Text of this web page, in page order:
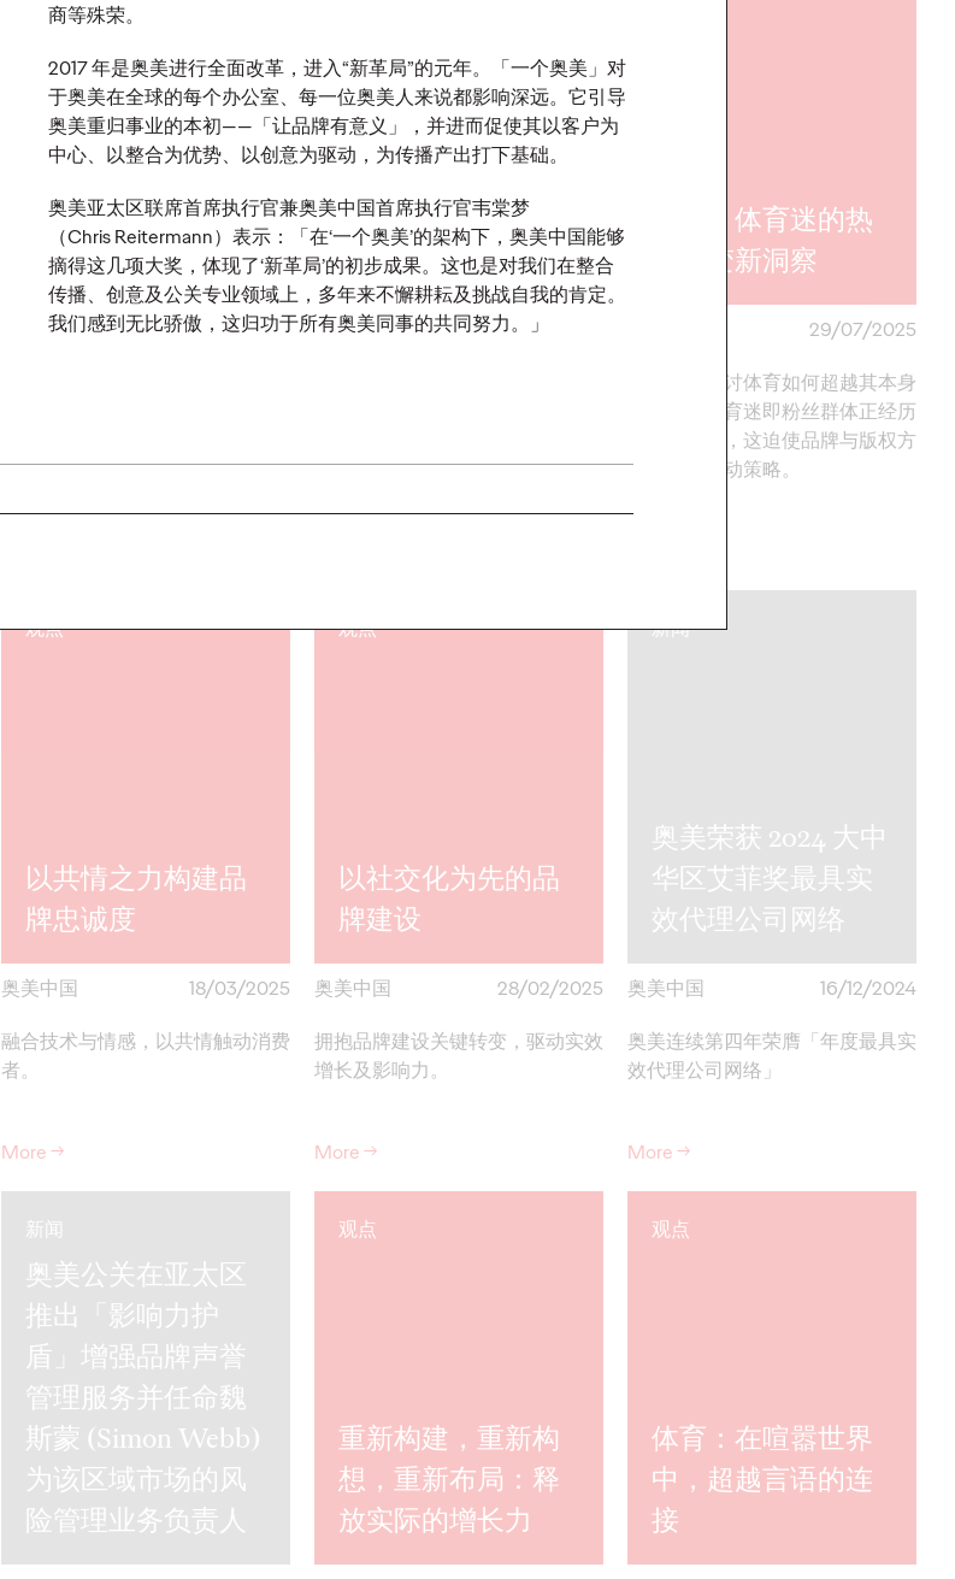
商等殊荣。
2017 年是奥美进行全面改革，进入“新革局”的元年。「一个奥美」对
于奥美在全球的每个办公室、每一位奥美人来说都影响深远。它引导
奥美重归事业的本初——「让品牌有意义」，并进而促使其以客户为
中心、以整合为优势、以创意为驱动，为传播产出打下基础。
奥美亚太区联席首席执行官兼奥美中国首席执行官韦棠梦
（Chris Reitermann）表示：「在‘一个奥美’的架构下，奥美中国能够
摘得这几项大奖，体现了‘新革局’的初步成果。这也是对我们在整合
传播、创意及公关专业领域上，多年来不懈耕耘及挑战自我的肯定。
我们感到无比骄傲，这归功于所有奥美同事的共同努力。」
十字路口：品牌发
展的世代性机遇
奥美中国 25/09/2025
报告｜和3500名消
「忠诚度」的那些
事儿
奥美中国 25/08/2025
系
报告｜体育迷的热
情演变新洞察
29/07/2025
本报告将探讨体育如何超越其本身
的边界，体育迷即粉丝群体正经历
根本性变革，这迫使品牌与版权方
重新构想互动策略。
观点
以共情之力构建品
牌忠诚度
奥美中国 18/03/2025
融合技术与情感，以共情触动消费
者。
More→
观点
以社交化为先的品
牌建设
奥美中国 28/02/2025
拥抱品牌建设关键转变，驱动实效
增长及影响力。
More→
新闻
奥美荣获 2024 大中
华区艾菲奖最具实
效代理公司网络
奥美中国 16/12/2024
奥美连续第四年荣膺「年度最具实
效代理公司网络」
More→
新闻
奥美公关在亚太区
推出「影响力护
盾」增强品牌声誉
管理服务并任命魏
斯蒙 (Simon Webb)
为该区域市场的风
险管理业务负责人
观点
重新构建，重新构
想，重新布局：释
放实际的增长力
观点
体育：在喧嚣世界
中，超越言语的连
接